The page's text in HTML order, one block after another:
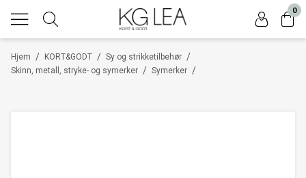
0
/
Hjem /
KORT&GODT /
Sy og strikketilbehør
/
Skinn, metall, stryke- og symerker /
Symerker